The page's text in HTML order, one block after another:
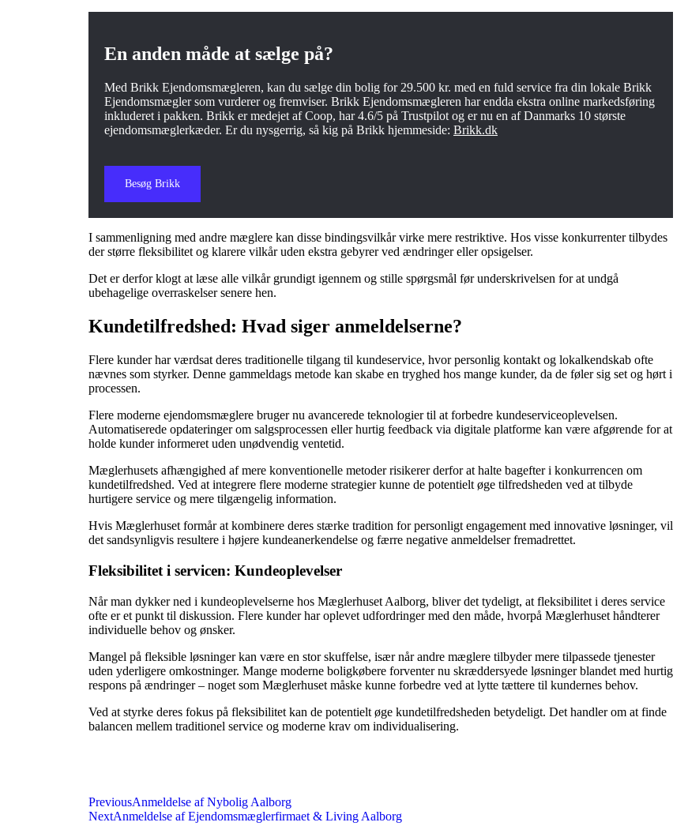
En anden måde at sælge på?
Med Brikk Ejendomsmægleren, kan du sælge din bolig for 29.500 kr. med en fuld service fra din lokale Brikk
Ejendomsmægler som vurderer og fremviser. Brikk Ejendomsmægleren har endda ekstra online markedsføring
inkluderet i pakken. Brikk er medejet af Coop, har 4.6/5 på Trustpilot og er nu en af Danmarks 10 største
ejendomsmæglerkæder. Er du nysgerrig, så kig på Brikk hjemmeside: Brikk.dk
Besøg Brikk
I sammenligning med andre mæglere kan disse bindingsvilkår virke mere restriktive. Hos visse konkurrenter tilbydes
der større fleksibilitet og klarere vilkår uden ekstra gebyrer ved ændringer eller opsigelser.
Det er derfor klogt at læse alle vilkår grundigt igennem og stille spørgsmål før underskrivelsen for at undgå
ubehagelige overraskelser senere hen.
Kundetilfredshed: Hvad siger anmeldelserne?
Flere kunder har værdsat deres traditionelle tilgang til kundeservice, hvor personlig kontakt og lokalkendskab ofte
nævnes som styrker. Denne gammeldags metode kan skabe en tryghed hos mange kunder, da de føler sig set og hørt i
processen.
Flere moderne ejendomsmæglere bruger nu avancerede teknologier til at forbedre kundeserviceoplevelsen.
Automatiserede opdateringer om salgsprocessen eller hurtig feedback via digitale platforme kan være afgørende for at
holde kunder informeret uden unødvendig ventetid.
Mæglerhusets afhængighed af mere konventionelle metoder risikerer derfor at halte bagefter i konkurrencen om
kundetilfredshed. Ved at integrere flere moderne strategier kunne de potentielt øge tilfredsheden ved at tilbyde
hurtigere service og mere tilgængelig information.
Hvis Mæglerhuset formår at kombinere deres stærke tradition for personligt engagement med innovative løsninger, vil
det sandsynligvis resultere i højere kundeanerkendelse og færre negative anmeldelser fremadrettet.
Fleksibilitet i servicen: Kundeoplevelser
Når man dykker ned i kundeoplevelserne hos Mæglerhuset Aalborg, bliver det tydeligt, at fleksibilitet i deres service
ofte er et punkt til diskussion. Flere kunder har oplevet udfordringer med den måde, hvorpå Mæglerhuset håndterer
individuelle behov og ønsker.
Mangel på fleksible løsninger kan være en stor skuffelse, især når andre mæglere tilbyder mere tilpassede tjenester
uden yderligere omkostninger. Mange moderne boligkøbere forventer nu skræddersyede løsninger blandet med hurtig
respons på ændringer – noget som Mæglerhuset måske kunne forbedre ved at lytte tættere til kundernes behov.
Ved at styrke deres fokus på fleksibilitet kan de potentielt øge kundetilfredsheden betydeligt. Det handler om at finde
balancen mellem traditionel service og moderne krav om individualisering.
PreviousAnmeldelse af Nybolig Aalborg
NextAnmeldelse af Ejendomsmæglerfirmaet & Living Aalborg